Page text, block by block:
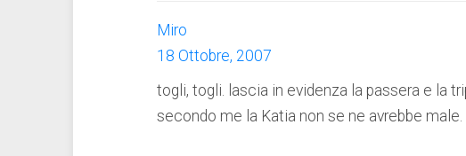
Miro
18 Ottobre, 2007
togli, togli. lascia in evidenza la passera e la
secondo me la Katia non se ne avrebbe male.